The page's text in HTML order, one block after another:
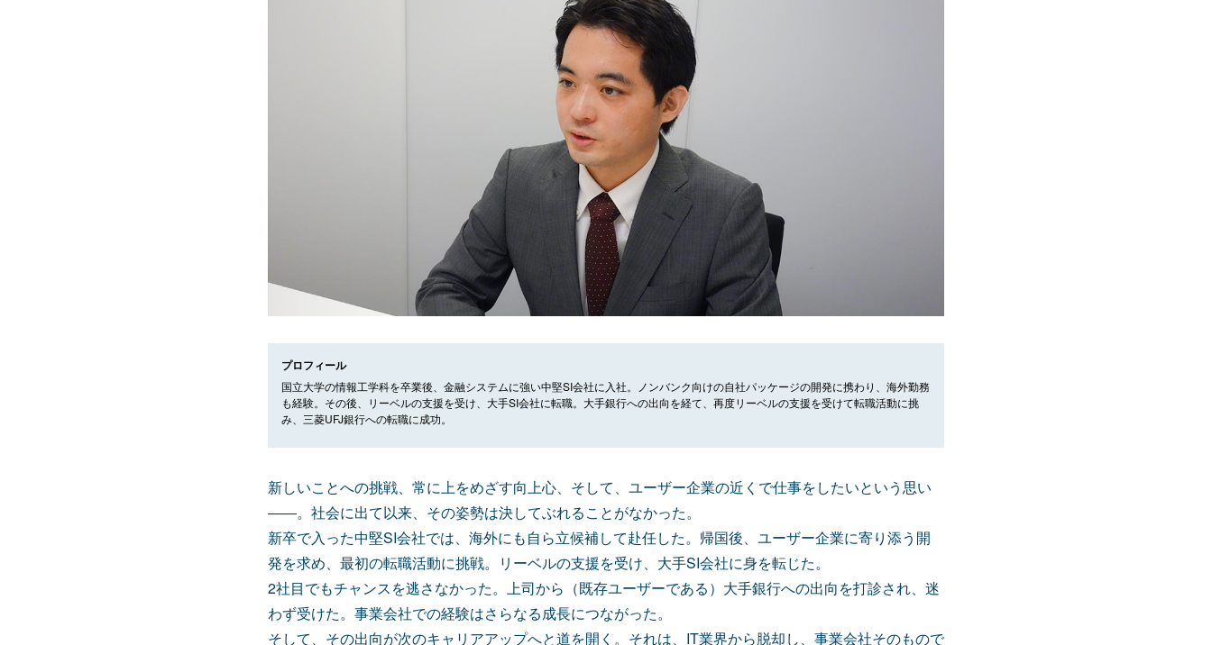
プロフィール
国立大学の情報工学科を卒業後、金融システムに強い中堅SI会社に入社。ノンバンク向けの自社パッケージの開発に携わり、海外勤務
も経験。その後、リーベルの支援を受け、大手SI会社に転職。大手銀行への出向を経て、再度リーベルの支援を受けて転職活動に挑
み、三菱UFJ銀行への転職に成功。
新しいことへの挑戦、常に上をめざす向上心、そして、ユーザー企業の近くで仕事をしたいという思い
――。社会に出て以来、その姿勢は決してぶれることがなかった。
新卒で入った中堅SI会社では、海外にも自ら立候補して赴任した。帰国後、ユーザー企業に寄り添う開
発を求め、最初の転職活動に挑戦。リーベルの支援を受け、大手SI会社に身を転じた。
2社目でもチャンスを逃さなかった。上司から（既存ユーザーである）大手銀行への出向を打診され、迷
わず受けた。事業会社での経験はさらなる成長につながった。
そして、その出向が次のキャリアアップへと道を開く。それは、IT業界から脱却し、事業会社そのもので